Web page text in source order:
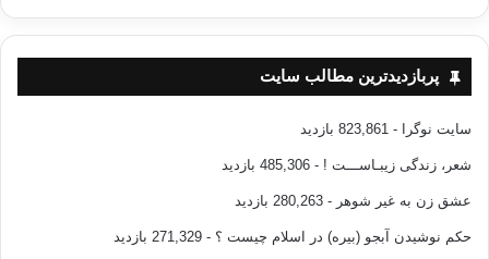
پربازدیدترین مطالب سایت
سایت نوگرا - 823,861 بازدید
شعر، زندگی زیبـاســـت ! - 485,306 بازدید
عشق زن به غیر شوهر - 280,263 بازدید
حکم نوشیدن آبجو (بیره) در اسلام چیست ؟ - 271,329 بازدید